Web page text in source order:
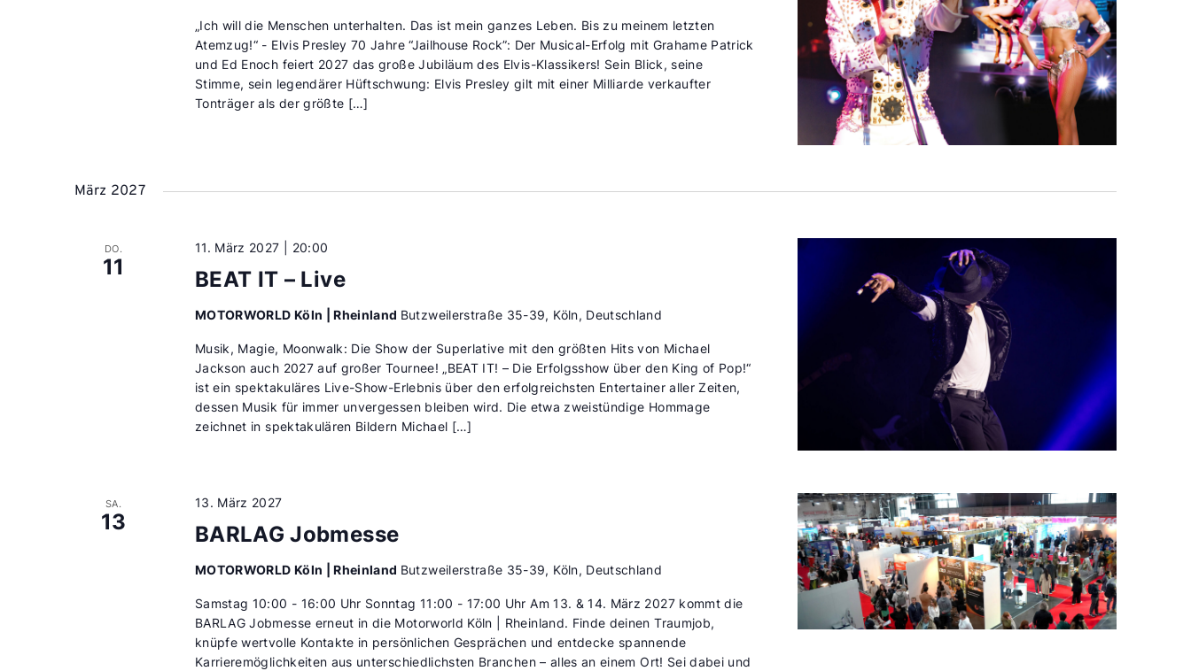
„Ich will die Menschen unterhalten. Das ist mein ganzes Leben. Bis zu meinem letzten
Atemzug!“ - Elvis Presley 70 Jahre “Jailhouse Rock”: Der Musical-Erfolg mit Grahame Patrick
und Ed Enoch feiert 2027 das große Jubiläum des Elvis-Klassikers! Sein Blick, seine
Stimme, sein legendärer Hüftschwung: Elvis Presley gilt mit einer Milliarde verkaufter
Tonträger als der größte […]
März 2027
DO.
11 BEAT IT – Live
11. März 2027 | 20:00
MOTORWORLD Köln | Rheinland Butzweilerstraße 35-39, Köln, Deutschland
Musik, Magie, Moonwalk: Die Show der Superlative mit den größten Hits von Michael
Jackson auch 2027 auf großer Tournee! „BEAT IT! – Die Erfolgsshow über den King of Pop!“
ist ein spektakuläres Live-Show-Erlebnis über den erfolgreichsten Entertainer aller Zeiten,
dessen Musik für immer unvergessen bleiben wird. Die etwa zweistündige Hommage
zeichnet in spektakulären Bildern Michael […]
SA.
13 BARLAG Jobmesse
13. März 2027
MOTORWORLD Köln | Rheinland Butzweilerstraße 35-39, Köln, Deutschland
Samstag 10:00 - 16:00 Uhr Sonntag 11:00 - 17:00 Uhr Am 13. & 14. März 2027 kommt die
BARLAG Jobmesse erneut in die Motorworld Köln | Rheinland. Finde deinen Traumjob,
knüpfe wertvolle Kontakte in persönlichen Gesprächen und entdecke spannende
Karrieremöglichkeiten aus unterschiedlichsten Branchen – alles an einem Ort! Sei dabei und